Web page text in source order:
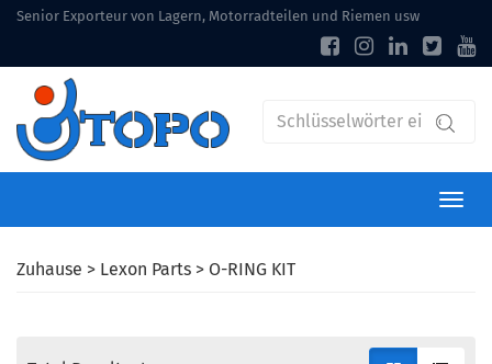
Senior Exporteur von Lagern, Motorradteilen und Riemen usw
Zuhause > Lexon Parts > O-RING KIT